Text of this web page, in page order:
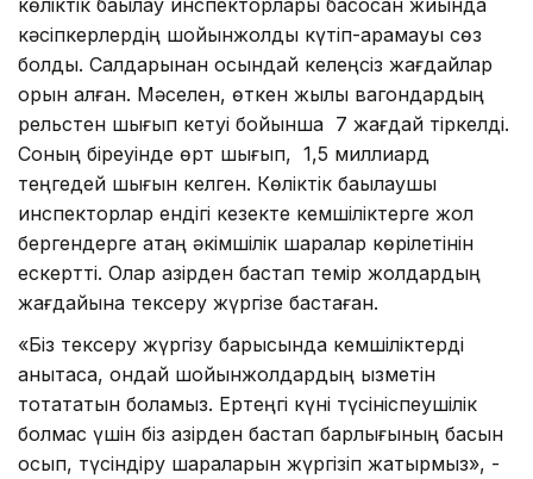
кәсіпкерлердің шойынжолды күтіп-қарамауы сөз
болды. Салдарынан осындай келеңсіз жағдайлар
орын алған. Мәселен, өткен жылы вагондардың
рельстен шығып кетуі бойынша 7 жағдай тіркелді.
Соның біреуінде өрт шығып, 1,5 миллиард
теңгедей шығын келген. Көліктік бақылаушы
инспекторлар ендігі кезекте кемшіліктерге жол
бергендерге қатаң әкімшілік шаралар көрілетінін
ескертті. Олар қазірден бастап темір жолдардың
жағдайына тексеру жүргізе бастаған.
«Біз тексеру жүргізу барысында кемшіліктерді
анықтасақ, ондай шойынжолдардың қызметін
тоқтататын боламыз. Ертеңгі күні түсініспеушілік
болмас үшін біз қазірден бастап барлығының басын
қосып, түсіндіру шараларын жүргізіп жатырмыз», -